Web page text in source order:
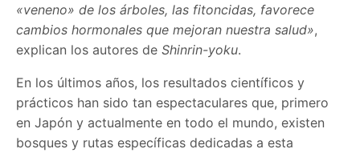
«veneno» de los árboles, las fitoncidas, favorece
cambios hormonales que mejoran nuestra salud»,
explican los autores deShinrin-yoku.
En los últimos años, los resultados científicos y
prácticos han sido tan espectaculares que, primero
en Japón y actualmente en todo el mundo, existen
bosques y rutas específicas dedicadas a esta